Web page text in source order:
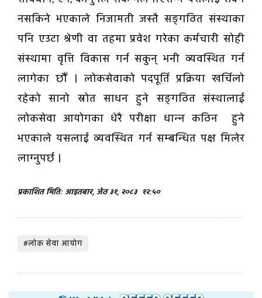
नसकिने भएकाले निजामती जस्तै सङ्गठित संस्थाका
पनि एउटा श्रेणी वा तहमा प्रवेश गरेका कर्मचारी सोही
संस्थामा वृत्ति विकास गर्न सकुन् भनी व्यवस्थित गर्न
लागेका छौँ । लोकसेवाको पदपूर्ति प्रक्रिया खर्चिलो
रहेको सानो स्रोत साधन हुने सङ्गठित संस्थालाई
लोकसेवा आयोगका धेरै परीक्षा धान्न कठिन हुने
भएकाले यसलाई व्यवस्थित गर्न सम्बन्धित पक्ष मिलेर
लाग्नुपर्छ ।
प्रकाशित मिति: आइतबार, जेठ ३१, २०८३ १२:५०
#लोक सेवा आयोग